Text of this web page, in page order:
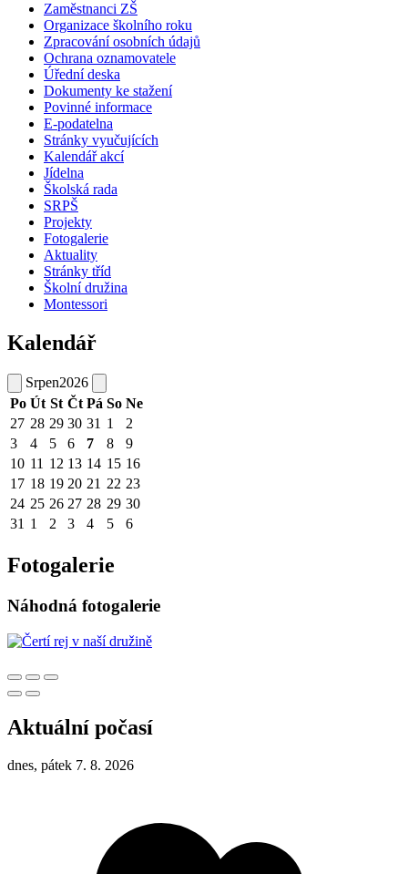
Zaměstnanci ZŠ
Organizace školního roku
Zpracování osobních údajů
Ochrana oznamovatele
Úřední deska
Dokumenty ke stažení
Povinné informace
E-podatelna
Stránky vyučujících
Kalendář akcí
Jídelna
Školská rada
SRPŠ
Projekty
Fotogalerie
Aktuality
Stránky tříd
Školní družina
Montessori
Kalendář
Srpen2026
Po Út St Čt Pá So Ne
27 28 29 30 31 1
2
3
4 5 6 7 8
9
10 11 12 13 14 15 16
17 18 19 20 21 22 23
24 25 26 27 28 29 30
31 1 2 3 4 5 6
Fotogalerie
Náhodná fotogalerie
Aktuální počasí
dnes, pátek 7. 8. 2026